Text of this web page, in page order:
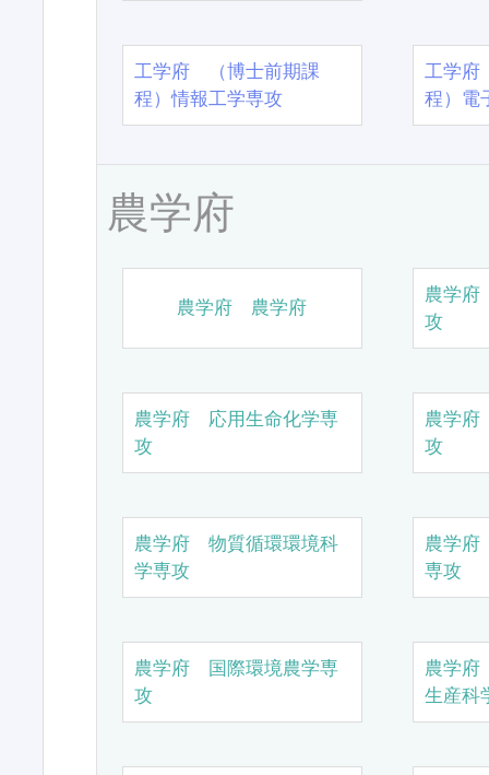
工学府 （博士前期課
程）情報工学専攻
工学
程）電
農学府
農学府 農学府
農学
攻
農学府 応用生命化学専
攻
農学
攻
農学府 物質循環環境科
学専攻
農学
専攻
農学府 国際環境農学専
攻
農学
生産科